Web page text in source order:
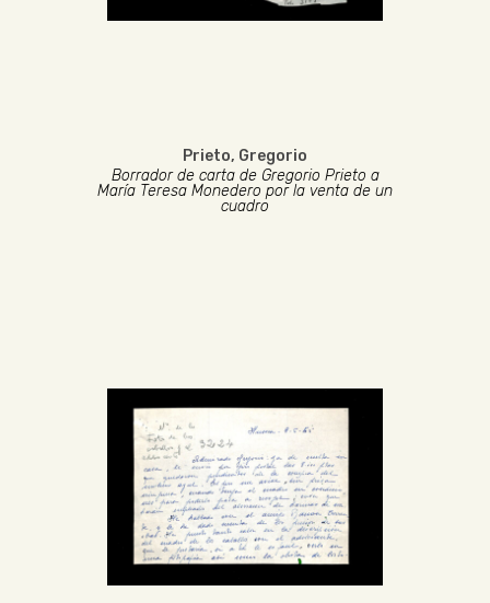
Prieto, Gregorio
Borrador de carta de Gregorio Prieto a
María Teresa Monedero por la venta de un
cuadro